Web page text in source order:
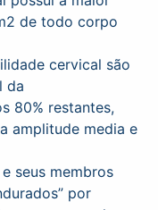
de todo corpo
cervical são
da
80% restantes,
amplitude media e
seus membros
por